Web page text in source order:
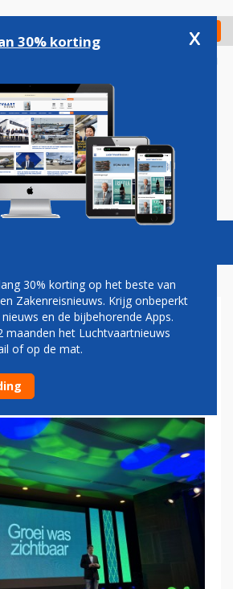
Check in
Podcasts Vacatures
SAMENWERKING
MOET
30% korting x
30% korting op het beste van
Zakenreisnieuws. Krijg onbeperkt
en de bijbehorende Apps.
maanden het Luchtvaartnieuws
of op de mat.